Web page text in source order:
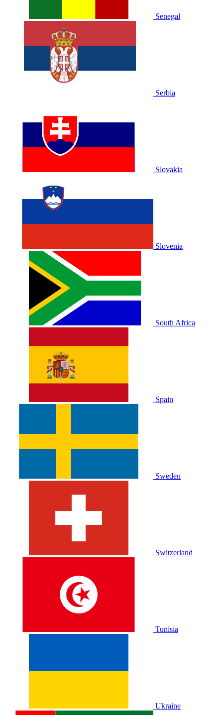
Senegal
Serbia
Slovakia
Slovenia
South Africa
Spain
Sweden
Switzerland
Tunisia
Ukraine